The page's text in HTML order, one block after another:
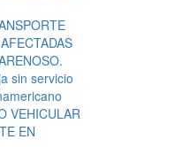
sin servicio
VEHICULAR
EN